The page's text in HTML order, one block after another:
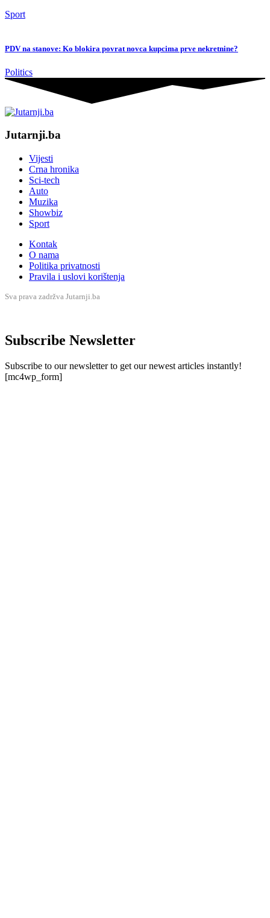
Sport
PDV na stanove: Ko blokira povrat novca kupcima prve nekretnine?
Politics
Jutarnji.ba
Vijesti
Crna hronika
Sci-tech
Auto
Muzika
Showbiz
Sport
Kontak
O nama
Politika privatnosti
Pravila i uslovi korištenja
Sva prava zadržva Jutarnji.ba
Subscribe Newsletter
Subscribe to our newsletter to get our newest articles instantly!
[mc4wp_form]